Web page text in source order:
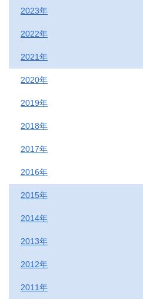
2023年
2022年
2021年
2020年
2019年
2018年
2017年
2016年
2015年
2014年
2013年
2012年
2011年